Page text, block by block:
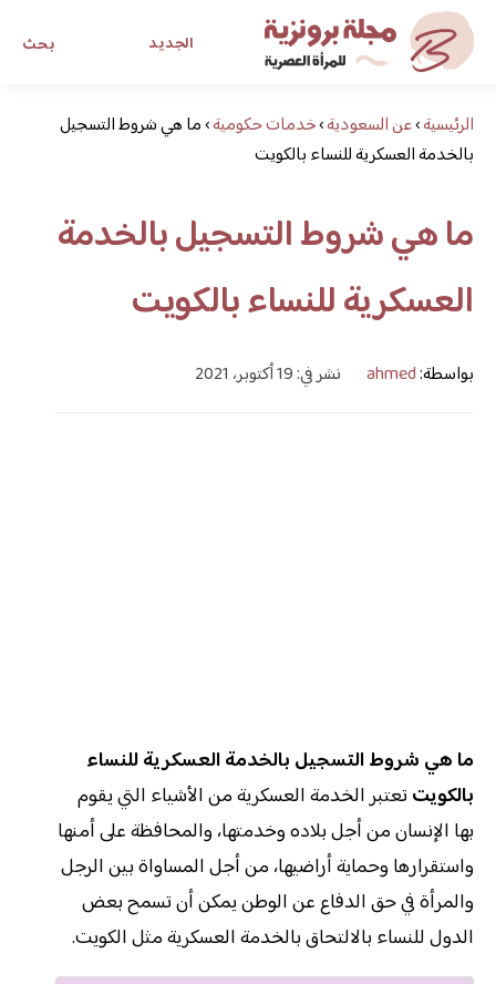
بحث الجديد
مجلة برونزية للفتاة العصريةالرئيسية›عن السعودية›خدمات حكومية›ما هي شروط التسجيل
بالخدمة العسكرية للنساء بالكويت
ما هي شروط التسجيل بالخدمة
العسكرية للنساء بالكويت
بواسطة:ahmed نشر في: 19 أكتوبر، 2021
ما هي شروط التسجيل بالخدمة العسكرية للنساء
بالكويت تعتبر الخدمة العسكرية من الأشياء التي يقوم
بها الإنسان من أجل بلاده وخدمتها، والمحافظة على أمنها
واستقرارها وحماية أراضيها، من أجل المساواة بين الرجل
والمرأة في حق الدفاع عن الوطن يمكن أن تسمح بعض
الدول للنساء بالالتحاق بالخدمة العسكرية مثل الكويت.